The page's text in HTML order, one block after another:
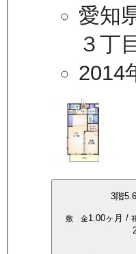
愛知
３丁目
2014
3階
敷 金1.00ヶ月 /